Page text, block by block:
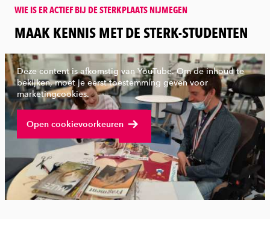
WIE IS ER ACTIEF BIJ DE STERKPLAATS NIJMEGEN
:
MAAK KENNIS MET DE STERK-STUDENTEN
Bekijk volledige video
Deze content is afkomstig van YouTube. Om de inhoud te
bekijken, moet je eerst toestemming geven voor
marketingcookies.
Open cookievoorkeuren